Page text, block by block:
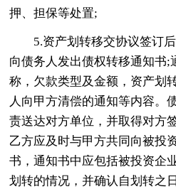
押、担保等处置;
5.资产划转移交协议签订
向债务人发出债权转移通知书;
称，欠款类型及金额，资产划
人向甲方清偿的通知等内容。
责送达对方单位，并取得对方
乙方应及时与甲方共同向被投
书，通知书中应包括被投资企
划转的情况，并确认自划转之